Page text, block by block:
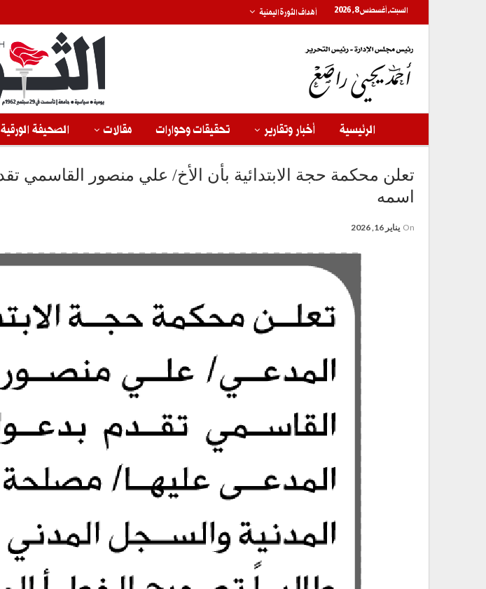
السبت, أغسطس 8, 2026 أهداف الثورة اليمنية
الرئيسية أخبار وتقارير تحقيقات وحوارات مقالات الصحيفة الورقية
تعلن محكمة حجة الابتدائية بأن الأخ/ علي منصور القاسمي
اسمه
On يناير 16, 2026